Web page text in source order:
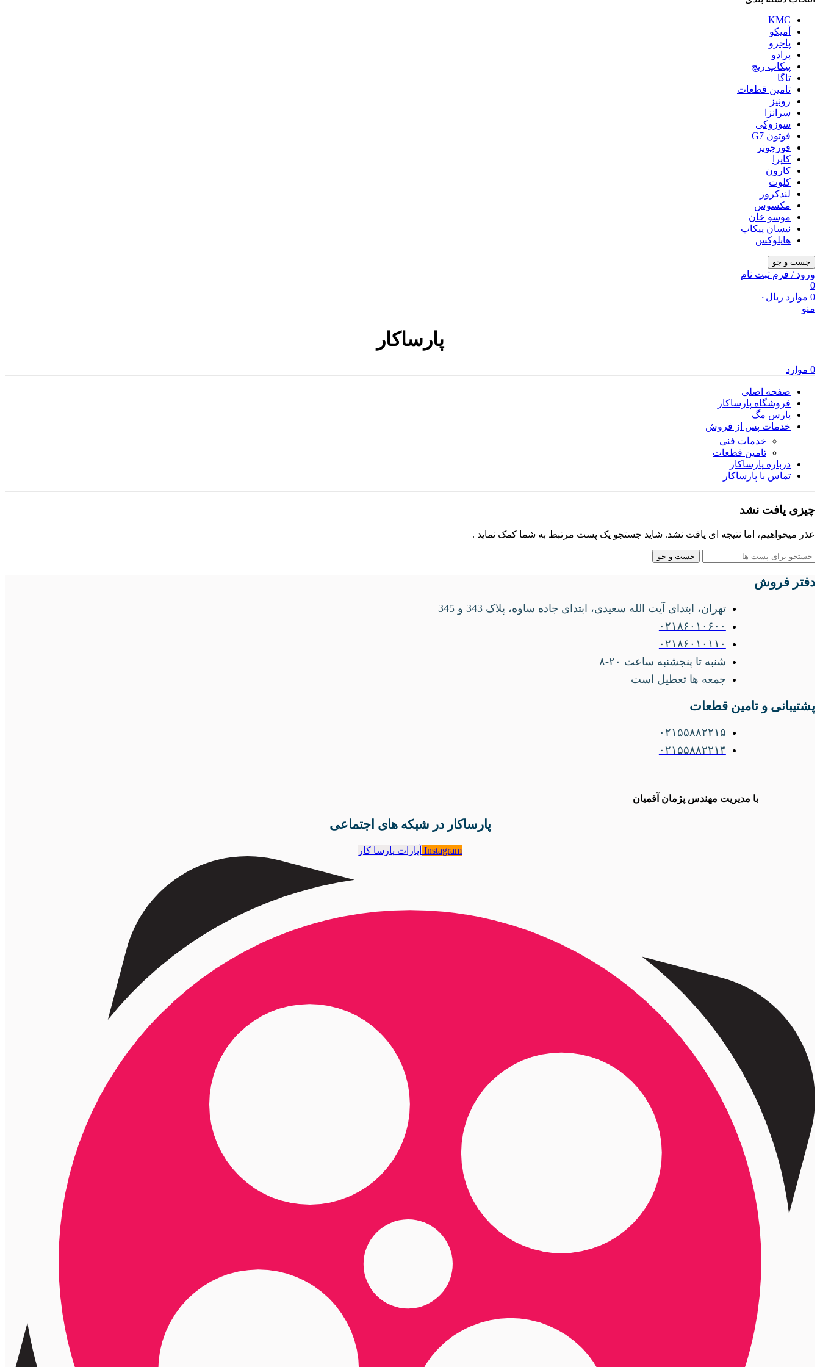
KMC
آمیکو
پاجرو
پرادو
پیکاپ ریچ
تاگا
تامین قطعات
رونیز
سرانزا
سوزوکی
فوتون G7
فورچونر
کاپرا
کارون
کلوت
لندکروز
مکسوس
موسو خان
نیسان پیکاپ
هایلوکس
جست و جو
ورود / فرم ثبت نام
0
0 موارد ریال ۰
منو
پارساکار
0 موارد
صفحه اصلی
فروشگاه پارساکار
پارس مگ
خدمات پس از فروش
خدمات فنی
تامین قطعات
درباره پارساکار
تماس با پارساکار
چیزی یافت نشد
عذر میخواهیم، اما نتیجه ای یافت نشد. شاید جستجو یک پست مرتبط به شما کمک نماید .
جست و جو
دفتر فروش
تهران، ابتدای آیت الله سعیدی، ابتدای جاده ساوه، پلاک 343 و 345
۰۲۱۸۶۰۱۰۶۰۰
۰۲۱۸۶۰۱۰۱۱۰
شنبه تا پنجشنبه ساعت ۲۰-۸
جمعه ها تعطیل است
پشتیبانی و تامین قطعات
۰۲۱۵۵۸۸۲۲۱۵
۰۲۱۵۵۸۸۲۲۱۴
با مدیریت مهندس پژمان آقمیان
پارساکار در شبکه های اجتماعی
Instagram آپارات پارسا کار